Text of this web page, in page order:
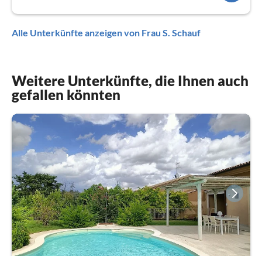
Alle Unterkünfte anzeigen von Frau S. Schauf
Weitere Unterkünfte, die Ihnen auch
gefallen könnten